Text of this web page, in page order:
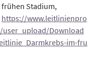
Stadium,
https://www.leitlinienpro
Download
im-fru